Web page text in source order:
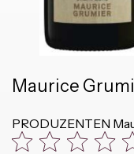
Maurice
PRODUZENTEN